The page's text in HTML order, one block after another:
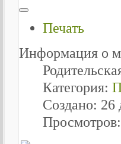
Печать
Информация о
Категория:
Создано: 26